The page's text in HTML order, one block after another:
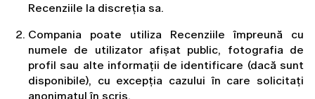
Recenziile la discreția sa.
Compania poate utiliza Recenziile împreună cu
numele de utilizator afișat public, fotografia de
profil sau alte informații de identificare (dacă sunt
disponibile), cu excepția cazului în care solicitați
anonimatul în scris.